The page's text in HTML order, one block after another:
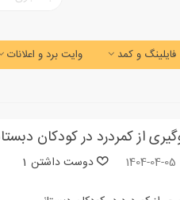
فایلینگ و کمد وایت برد و اعلانات
1404-04-05 دوست داشتن 1